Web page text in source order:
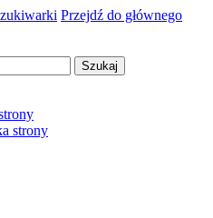
Przejdź do głównego